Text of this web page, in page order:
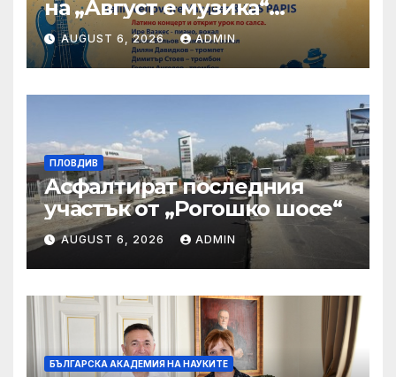
на „Август е музика“
посреща Фредерик Виал
Трио
AUGUST 6, 2026 ADMIN
ПЛОВДИВ
Асфалтират последния
участък от „Рогошко шосе“
AUGUST 6, 2026 ADMIN
БЪЛГАРСКА АКАДЕМИЯ НА НАУКИТЕ